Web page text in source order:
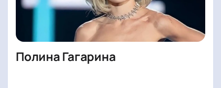
Полина Гагарина